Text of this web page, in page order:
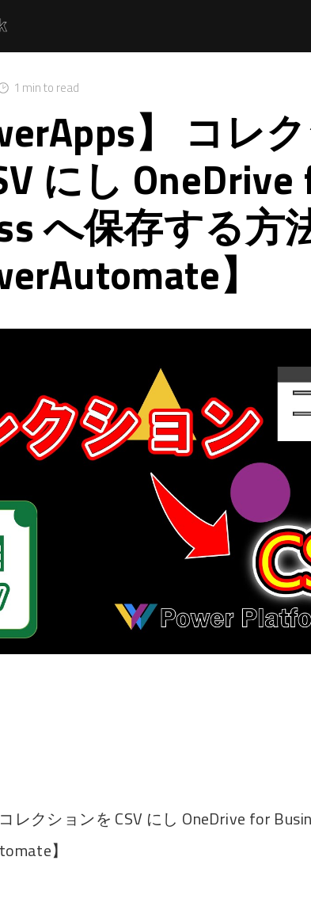
1 min to read
】 コレ
にし
へ保存する方
】
レクションを CSV にし OneDrive for
】